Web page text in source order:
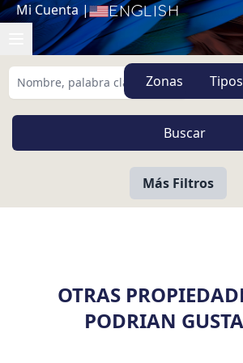
Mi Cuenta | English
Zonas Tipos
Más Filtros
OTRAS
PODRIAN